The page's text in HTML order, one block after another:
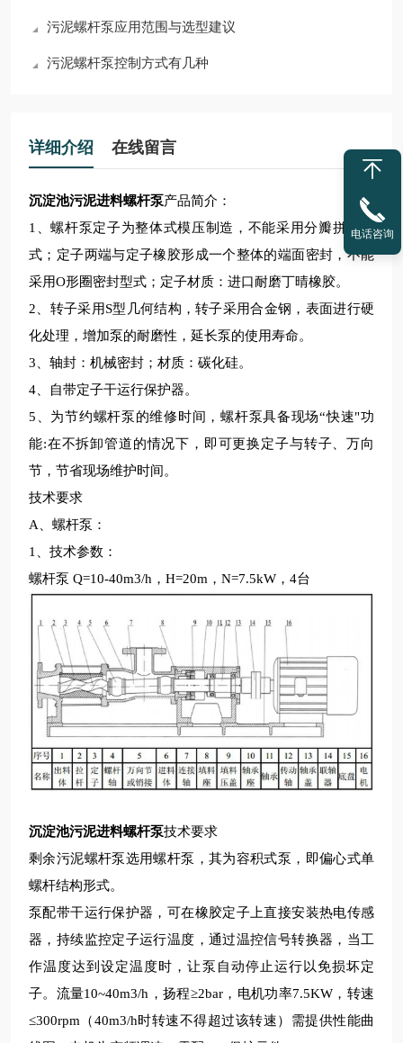
污泥螺杆泵应用范围与选型建议
污泥螺杆泵控制方式有几种
详细介绍 在线留言
沉淀池污泥进料螺杆泵产品简介：
1、螺杆泵定子为整体式模压制造，不能采用分瓣拼接方
式；定子两端与定子橡胶形成一个整体的端面密封，不能
采用O形圈密封型式；定子材质：进口耐磨丁晴橡胶。
2、转子采用S型几何结构，转子采用合金钢，表面进行硬
化处理，增加泵的耐磨性，延长泵的使用寿命。
3、轴封：机械密封；材质：碳化硅。
4、自带定子干运行保护器。
5、为节约螺杆泵的维修时间，螺杆泵具备现场“快速"功
能:在不拆卸管道的情况下，即可更换定子与转子、万向
节，节省现场维护时间。
技术要求
A、螺杆泵：
1、技术参数：
螺杆泵 Q=10-40m3/h，H=20m，N=7.5kW，4台
沉淀池污泥进料螺杆泵技术要求
剩余污泥螺杆泵选用螺杆泵，其为容积式泵，即偏心式单
螺杆结构形式。
泵配带干运行保护器，可在橡胶定子上直接安装热电传感
器，持续监控定子运行温度，通过温控信号转换器，当工
作温度达到设定温度时，让泵自动停止运行以免损坏定
子。流量10~40m3/h，扬程≥2bar，电机功率7.5KW，转速
≤300rpm（40m3/h时转速不得超过该转速）需提供性能曲
电话咨询